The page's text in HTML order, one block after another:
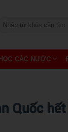
CÁC NƯỚC
Quốc